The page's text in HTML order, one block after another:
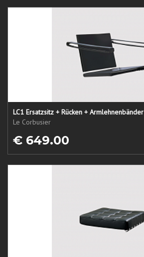
LC1 Ersatzsitz + Rücken + Armlehnenbänder
Le Corbusier
€ 649.00